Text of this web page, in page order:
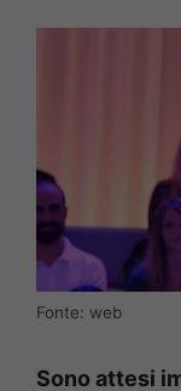
Fonte: web
Sono attesi